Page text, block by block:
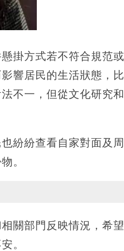
掛方式若不符合規范或
響居民的生活狀態，比
不一，但從文化研究和
紛紛查看自家對面及周
。
關部門反映情況，希望
。